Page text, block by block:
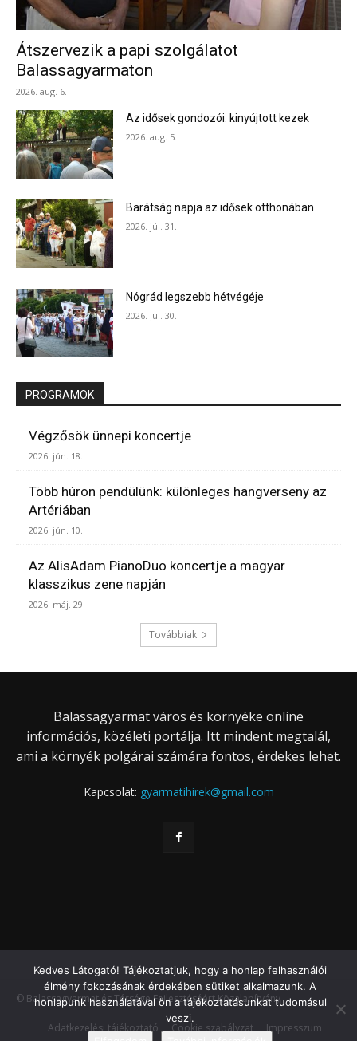
Átszervezik a papi szolgálatot
Balassagyarmaton
2026. aug. 6.
Az idősek gondozói: kinyújtott kezek
2026. aug. 5.
Barátság napja az idősek otthonában
2026. júl. 31.
Nógrád legszebb hétvégéje
2026. júl. 30.
PROGRAMOK
Végzősök ünnepi koncertje
2026. jún. 18.
Több húron pendülünk: különleges hangverseny az
Artériában
2026. jún. 10.
Az AlisAdam PianoDuo koncertje a magyar
klasszikus zene napján
2026. máj. 29.
Továbbiak
Balassagyarmat város és környéke online
információs, közéleti portálja. Itt mindent megtalál,
ami a környék polgárai számára fontos, érdekes lehet.
Kapcsolat: gyarmatihirek@gmail.com
© Balassagyarmat és Térsége Fejlesztéséért Közalapítvány
Adatkezelési tájékoztató Cookie szabályzat Impresszum
Kedves Látogató! Tájékoztatjuk, hogy a honlap felhasználói
élmény fokozásának érdekében sütiket alkalmazunk. A
honlapunk használatával ön a tájékoztatásunkat tudomásul
veszi.